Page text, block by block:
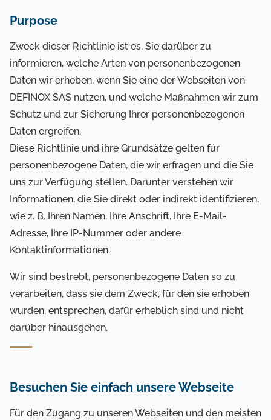
Purpose
Zweck dieser Richtlinie ist es, Sie darüber zu
informieren, welche Arten von personenbezogenen
Daten wir erheben, wenn Sie eine der Webseiten von
DEFINOX SAS nutzen, und welche Maßnahmen wir zum
Schutz und zur Sicherung Ihrer personenbezogenen
Daten ergreifen.
Diese Richtlinie und ihre Grundsätze gelten für
personenbezogene Daten, die wir erfragen und die Sie
uns zur Verfügung stellen. Darunter verstehen wir
Informationen, die Sie direkt oder indirekt identifizieren,
wie z. B. Ihren Namen, Ihre Anschrift, Ihre E-Mail-
Adresse, Ihre IP-Nummer oder andere
Kontaktinformationen.
Wir sind bestrebt, personenbezogene Daten so zu
verarbeiten, dass sie dem Zweck, für den sie erhoben
wurden, entsprechen, dafür erheblich sind und nicht
darüber hinausgehen.
Besuchen Sie einfach unsere Webseite
Für den Zugang zu unseren Webseiten und den meisten